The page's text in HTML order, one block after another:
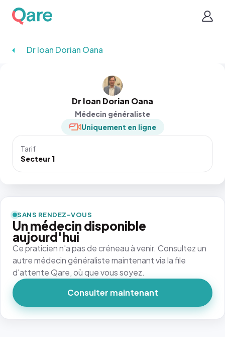
Dr Ioan Dorian Oana
Dr Ioan Dorian Oana
Médecin généraliste
Uniquement en ligne
Tarif
Secteur 1
SANS RENDEZ-VOUS
Un médecin disponible
aujourd'hui
Ce praticien n'a pas de créneau à venir. Consultez un
autre médecin généraliste maintenant via la file
d'attente Qare, où que vous soyez.
Consulter maintenant